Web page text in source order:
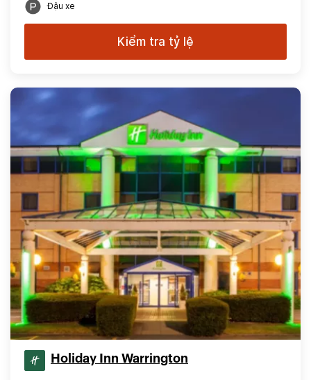
Đậu xe
Kiểm tra tỷ lệ
Holiday Inn Warrington